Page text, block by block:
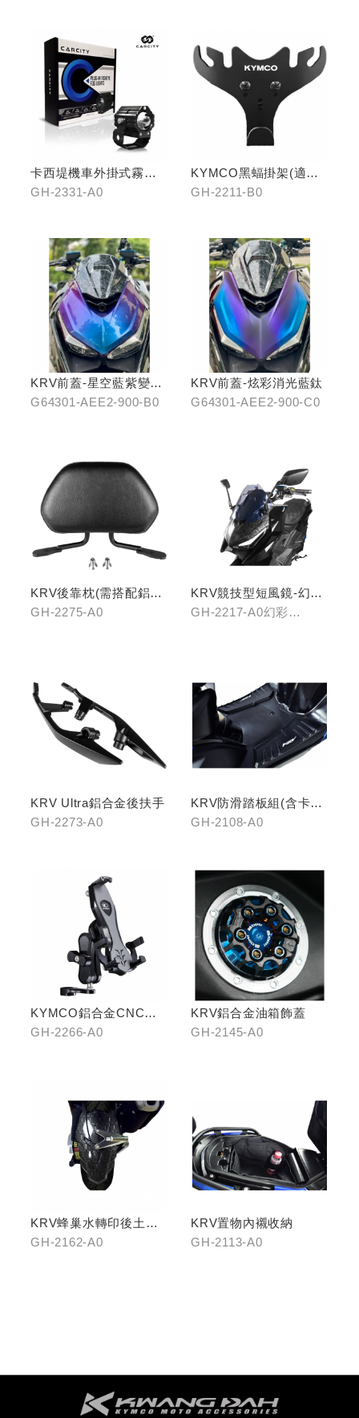
卡西堤機車外掛式霧燈
組(雙燈)
GH-2331-A0
KYMCO黑蝠掛架(適用
原車可收折掛
GH-2211-B0
KRV前蓋-星空藍紫變色
龍
G64301-AEE2-900-B0
KRV前蓋-炫彩消光藍鈦
G64301-AEE2-900-C0
KRV後靠枕(需搭配鋁合
金扶手)
GH-2275-A0
KRV競技型短風鏡-幻彩
藍/燻黑
GH-2217-A0幻彩
KRV Ultra鋁合金後扶手
GH-2273-A0
KRV防滑踏板組(含卡夢
飾片)
GH-2108-A0
KYMCO鋁合金CNC減
震手機架
GH-2266-A0
KRV鋁合金油箱飾蓋
GH-2145-A0
KRV蜂巢水轉印後土除
(鈦灰色)
GH-2162-A0
KRV置物內襯收納
GH-2113-A0